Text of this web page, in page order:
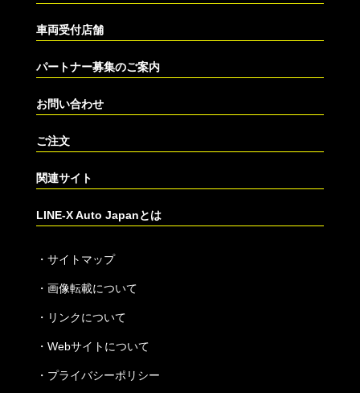
車両受付店舗
パートナー募集のご案内
お問い合わせ
ご注文
関連サイト
LINE-X Auto Japanとは
・ サイトマップ
・ 画像転載について
・ リンクについて
・ Webサイトについて
・ プライバシーポリシー